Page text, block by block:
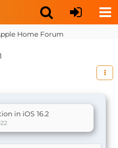
Home Forum
in iOS 16.2